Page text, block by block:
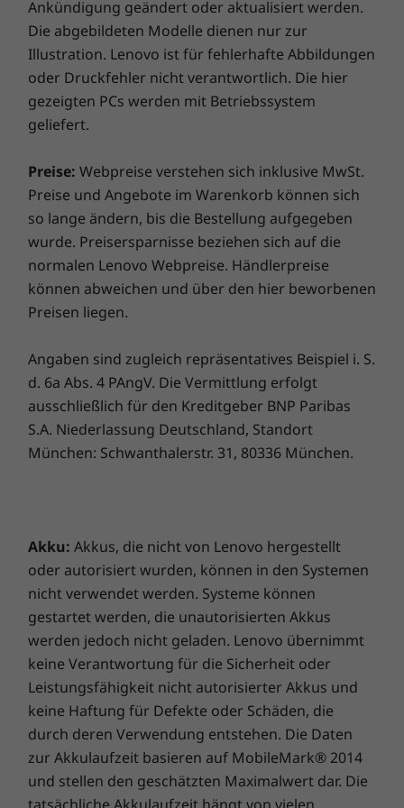
Eine Kommunikationsleiste oben auf dem
Display zum einfachen Öffnen des Notebooks
beherbergt bis zu zwei Kameras mit
Infrarotfunktion und einer mechanischen
Webcam-Abdeckung. Darüber hinaus sorgen
Geräuschunterdrückung in Kombination mit
Dolby Audio™ für ein hervorragendes
Audioerlebnis. Darüber hinaus können Sie mit
der vorinstallierten Software von Lenovo View
Ihre Videoanrufe mit Hintergrundunschärfe,
Verbesserung bei schwachem Licht und mehr
optimieren. Außerdem bleiben Sie dank des
automatischen Framings in der Mitte des
Eine Mischung aus Innovation und
Umweltbewusstsein
Bei Lenovo haben wir uns verpflichtet, auf
unsere Umwelt zu achten. Das Notebook
ThinkPad L14 Gen 5 besteht zu 50 % aus
recyceltem Aluminium und zu 50 % aus
Unterstütztes Docking
USB-C-Dock
Design
1,87 cm× 31,37cm × 22,6cm
Gewicht
Ab 1,36 kg
Tastatur
ThinkPad TrackPoint-Tastatur (1,5 mm Tastenhub)
Spritzwassergeschützt
Weiße LED-Hintergrundbeleuchtung
Tasten mit Lufteinlass
TrackPoint mit zwei Funktionen: Navigieren Sie mit
dem Cursor oder doppeltippen Sie, um das TrackPoint-
Schnellmenü zu öffnen
Material
Gehäusedeckel (A-Seite) aus 50 % recyceltem
Aluminium
Untere Abdeckung (D-Seite) zu 50 % aus recyceltem
Kunststoff
Tastaturrahmen zu 60 % aus recyceltem Kunststoff
Lautsprechergehäuse zu 90 % aus recyceltem
Kunststoff
Akkugehäuse zu 90 % aus recyceltem Kunststoff
Netzteil zu 90 % aus recyceltem Kunststoff
Beleuchtete Tastenkappen zu 85 % aus recyceltem
Kunststoff
Potenzial für eine spannende virtuelle Reise!
Ankündigung geändert oder aktualisiert werden.
Die abgebildeten Modelle dienen nur zur
Illustration. Lenovo ist für fehlerhafte Abbildungen
oder Druckfehler nicht verantwortlich. Die hier
gezeigten PCs werden mit Betriebssystem
geliefert.
Preise: Webpreise verstehen sich inklusive MwSt.
Preise und Angebote im Warenkorb können sich
so lange ändern, bis die Bestellung aufgegeben
wurde. Preisersparnisse beziehen sich auf die
normalen Lenovo Webpreise. Händlerpreise
können abweichen und über den hier beworbenen
Preisen liegen.
Angaben sind zugleich repräsentatives Beispiel i. S.
d. 6a Abs. 4 PAngV. Die Vermittlung erfolgt
ausschließlich für den Kreditgeber BNP Paribas
S.A. Niederlassung Deutschland, Standort
München: Schwanthalerstr. 31, 80336 München.
Akku: Akkus, die nicht von Lenovo hergestellt
oder autorisiert wurden, können in den Systemen
nicht verwendet werden. Systeme können
gestartet werden, die unautorisierten Akkus
werden jedoch nicht geladen. Lenovo übernimmt
keine Verantwortung für die Sicherheit oder
Leistungsfähigkeit nicht autorisierter Akkus und
keine Haftung für Defekte oder Schäden, die
durch deren Verwendung entstehen. Die Daten
zur Akkulaufzeit basieren auf MobileMark® 2014
und stellen den geschätzten Maximalwert dar. Die
tatsächliche Akkulaufzeit hängt von vielen